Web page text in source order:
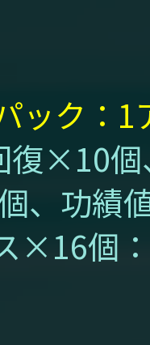
ック：
復×10
、功績
×16個